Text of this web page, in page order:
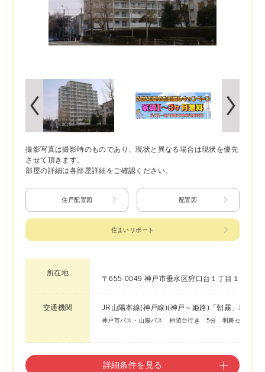
撮影写真は撮影時のものであり、現状と異なる場合は現状を優先
させて頂きます。
部屋の詳細は各部屋詳細をご確認ください。
住戸配置図 配置図
住まいリポート
所在地
〒655-0049 神戸市垂水区狩口台１丁目１６－１
交通機関 JR山陽本線(神戸線)(神戸～姫路)「朝霧」駅
神戸市バス・山陽バス 神陵台行き 5分 明舞センター
詳細条件を見る